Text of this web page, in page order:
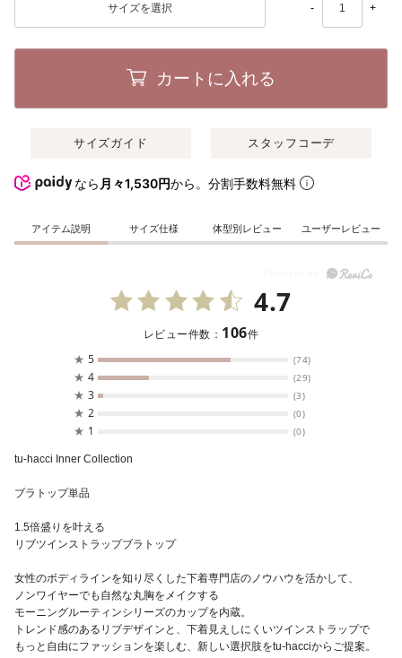
- +
カートに入れる
サイズガイド スタッフコーデ
なら 月々1,530円から。分割手数料無料
アイテム説明 サイズ仕様 体型別レビュー ユーザーレビュー
4.7
レビュー件数： 106件
★ 5 (74)
★ 4 (29)
★ 3 (3)
★ 2 (0)
★ 1 (0)
tu-hacci Inner Collection
ブラトップ単品
1.5倍盛りを叶える
リブツインストラップブラトップ
女性のボディラインを知り尽くした下着専門店のノウハウを活かして、
ノンワイヤーでも自然な丸胸をメイクする
モーニングルーティンシリーズのカップを内蔵。
トレンド感のあるリブデザインと、下着見えしにくいツインストラップで
もっと自由にファッションを楽しむ、新しい選択肢をtu-hacciからご提案。